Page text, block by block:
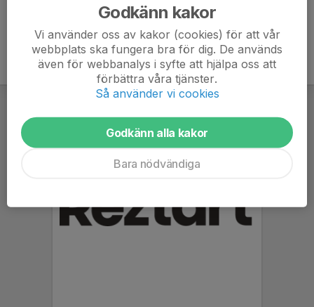
Godkänn kakor
Vi använder oss av kakor (cookies) för att vår
webbplats ska fungera bra för dig. De används
även för webbanalys i syfte att hjälpa oss att
förbättra våra tjänster.
Så använder vi cookies
Godkänn alla kakor
Bara nödvändiga